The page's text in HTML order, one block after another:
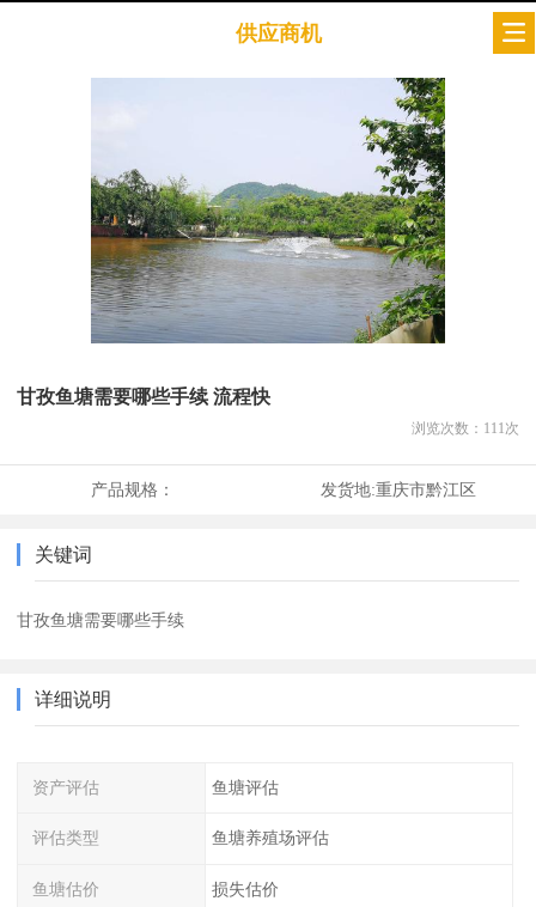
供应商机
甘孜鱼塘需要哪些手续 流程快
浏览次数： 111 次
产品规格： 发货地:重庆市黔江区
关键词
甘孜鱼塘需要哪些手续
详细说明
资产评估 鱼塘评估
评估类型 鱼塘养殖场评估
鱼塘估价 损失估价